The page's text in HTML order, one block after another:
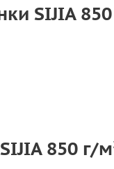
SIJIA
850 г/